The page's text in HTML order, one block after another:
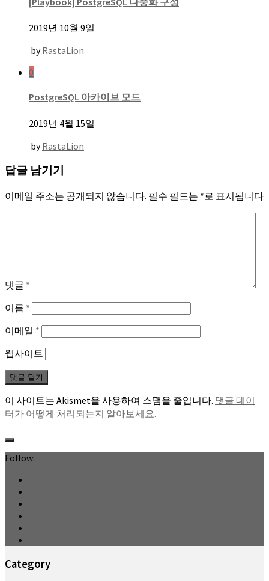
2019년 10월 9일
byRastaLion
0
PostgreSQL 아카이브 모드
2019년 4월 15일
byRastaLion
답글 남기기
이메일 주소는 공개되지 않습니다. 필수 필드는 *로 표시됩니다
댓글 *
이름 *
이메일 *
웹사이트
이 사이트는 Akismet을 사용하여 스팸을 줄입니다. 댓글 데이
터가 어떻게 처리되는지 알아보세요.
Follow:
Category